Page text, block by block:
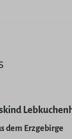
dem Erzgebirge